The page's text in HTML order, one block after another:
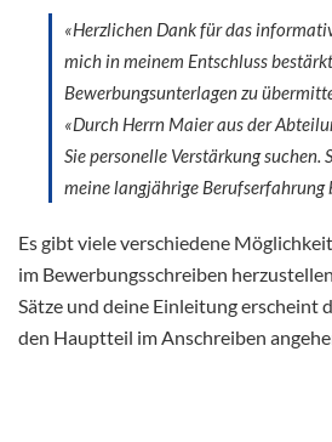
«Herzlichen Dank für das
mich in meinem Entschluss
Bewerbungsunterlagen zu
«Durch Herrn Maier aus der
Sie personelle Verstärkung suchen.
meine langjährige Berufserfahrung
Es gibt viele verschiedene
im Bewerbungsschreiben
Sätze und deine Einleitung erscheint
den Hauptteil im Anschreiben